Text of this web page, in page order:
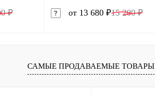
₽
Сравнение
В наличии
от 13 680 ₽15 200 ₽
В корзину
Купить в 1 клик Сравнение
В избранное В наличии
САМЫЕ ПРОДАВАЕМЫЕ ТОВАРЫ